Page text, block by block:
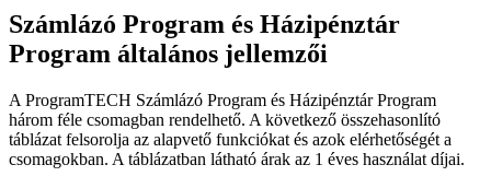
Számlázó Program és Házipénztár
Program általános jellemzői
A ProgramTECH Számlázó Program és Házipénztár Program
három féle csomagban rendelhető. A következő összehasonlító
táblázat felsorolja az alapvető funkciókat és azok elérhetőségét a
csomagokban. A táblázatban látható árak az 1 éves használat díjai.